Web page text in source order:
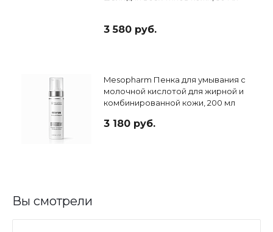
3 580 руб.
Mesopharm Пенка для умывания с
молочной кислотой для жирной и
комбинированной кожи, 200 мл
3 180 руб.
Вы смотрели